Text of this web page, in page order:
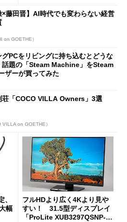
×藤田晋】AI時代でも変わらない経営
on GOETHE）
グPCをリビングに持ち込むとどうな
題の「Steam Machine」をSteam
ザーが買ってみた
荘「COCO VILLA Owners」3選
VILLA on GOETHE）
、
幅
フルHDより広く4Kより見や
すい！ 31.5型ディスプレイ
「ProLite XUB3297QSNP-B